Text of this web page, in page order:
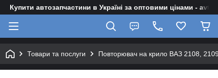
Купити автозапчастини в Україні за оптовими цінами -
Товари та послуги Повторювач на крило ВАЗ 2108,